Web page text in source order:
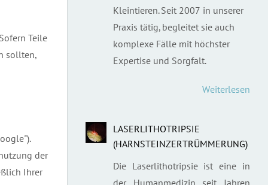
Teile
sollten,
der
Ihrer
Kleintieren. Seit 2007 in unserer
Praxis tätig, begleitet sie auch
komplexe Fälle mit höchster
Expertise und Sorgfalt.
Weiterlesen
LASERLITHOTRIPSIE
(HARNSTEINZERTRÜMMERUNG)
Die Laserlithotripsie ist eine in
der Humanmedizin seit Jahren